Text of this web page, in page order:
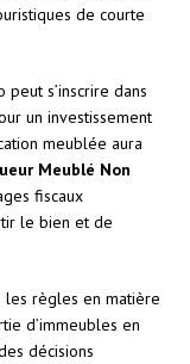
de courte
peut s’inscrire dans
un investissement
meublée aura
Meublé Non
fiscaux
le bien et de
règles en matière
d’immeubles en
décisions